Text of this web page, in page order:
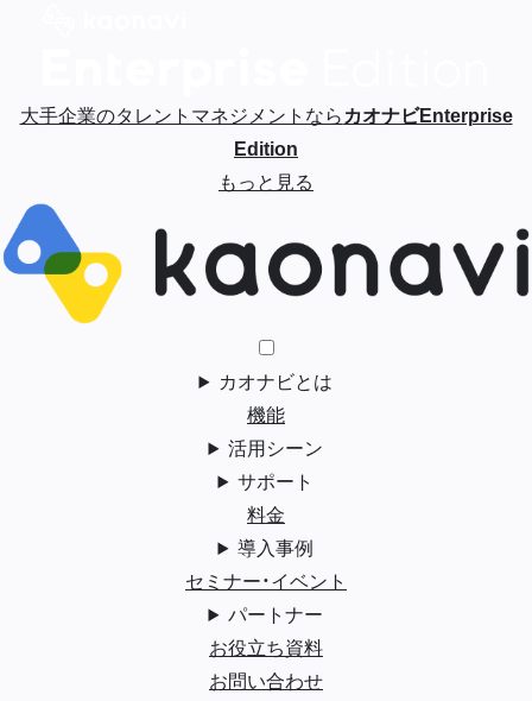
大手企業のタレントマネジメントならカオナビEnterprise
Edition
もっと見る
カオナビとは
機能
活用シーン
サポート
料金
導入事例
セミナー・イベント
パートナー
お役立ち資料
お問い合わせ